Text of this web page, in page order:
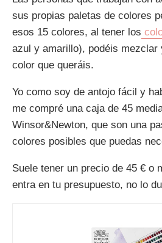
sus propias paletas de colores
esos 15 colores, al tener los
azul y amarillo), podéis mezclar
color que queráis.
Yo como soy de antojo fácil y
me compré una caja de 45
Winsor&Newton, que son una
colores posibles que puedas
Suele tener un precio de 45 € o
entra en tu presupuesto, no lo